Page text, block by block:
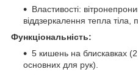
Властивості:
віддзеркалення тепла тіла,
Функціональність:
5 кишень на блискавках
основних для рук).